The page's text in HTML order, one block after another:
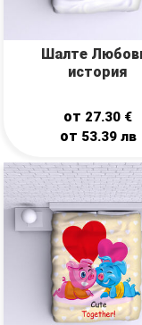
Шалте
история
от 27.30 €
от 53.39 лв